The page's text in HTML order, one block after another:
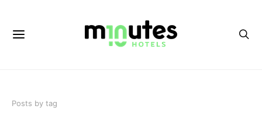
Posts by tag